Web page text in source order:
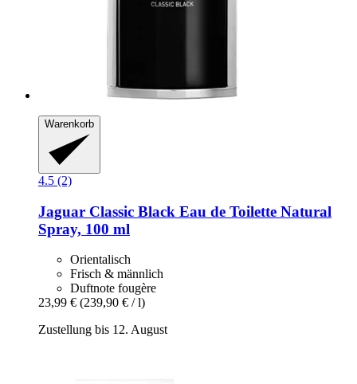
Warenkorb
4.5 (2)
Jaguar Classic Black Eau de Toilette Natural
Spray, 100 ml
Orientalisch
Frisch & männlich
Duftnote fougère
23,99 € (239,90 € / l)
Zustellung bis 12. August